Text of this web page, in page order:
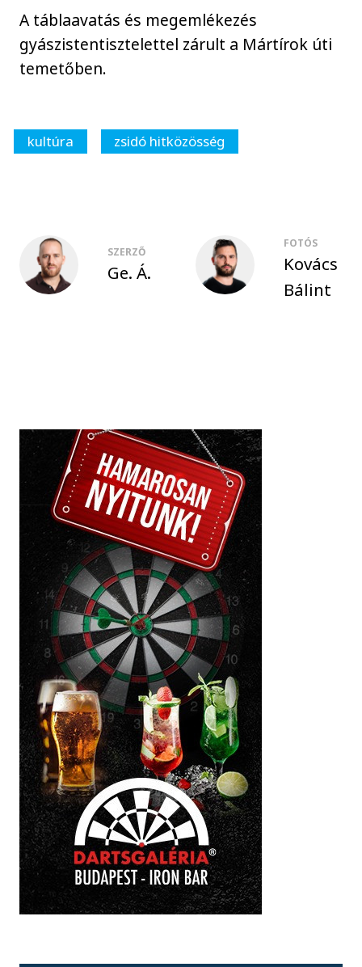
A táblaavatás és megemlékezés
gyászistentisztelettel zárult a Mártírok úti
temetőben.
kultúra zsidó hitközösség
SZERZŐ
Ge. Á.
FOTÓS
Kovács
Bálint